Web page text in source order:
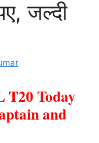
जल्दी
Today
and